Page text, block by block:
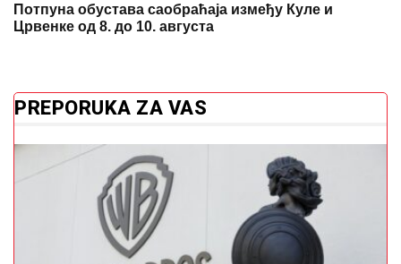
Потпуна обустава саобраћаја између Куле и
Црвенке од 8. до 10. августа
PREPORUKA ZA VAS